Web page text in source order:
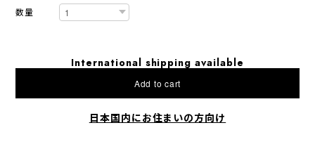
数量
International shipping available
Add to cart
日本国内にお住まいの方向け